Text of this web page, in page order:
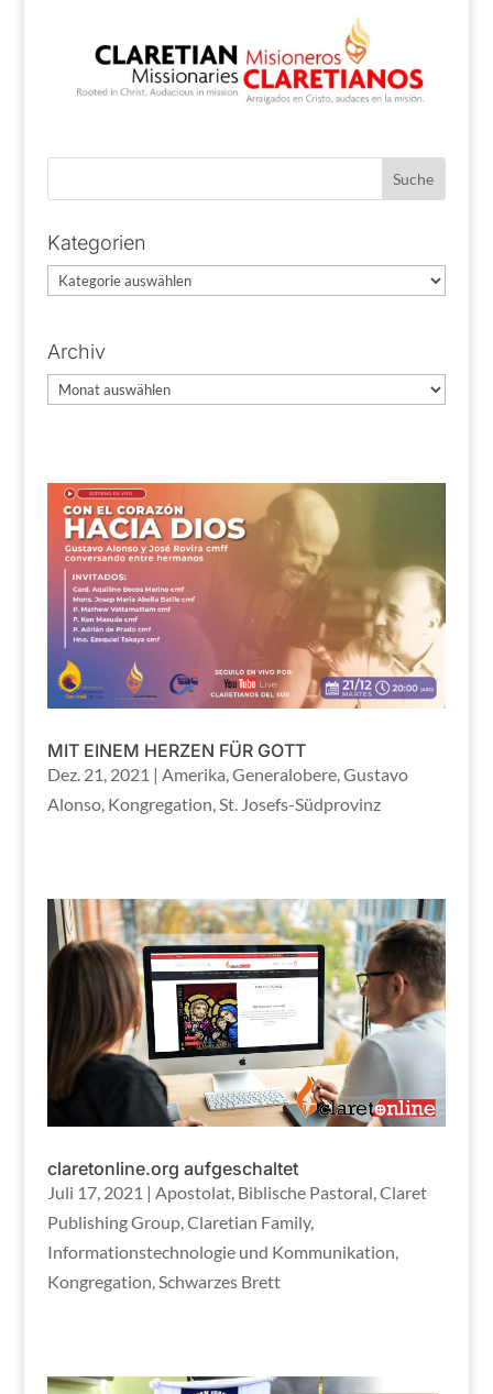
Kategorien
Kategorien
Archiv
Archiv
MIT EINEM HERZEN FÜR GOTT
Dez. 21, 2021 | Amerika Generalobere, Gustavo
Alonso, Kongregation St. Josefs-Südprovinz
claretonline.org aufgeschaltet
Juli 17, 2021 | Apostolat, Biblische Pastoral,Claret
Publishing Group,Claretian Family,
Informationstechnologie und Kommunikation,
Kongregation,Schwarzes Brett